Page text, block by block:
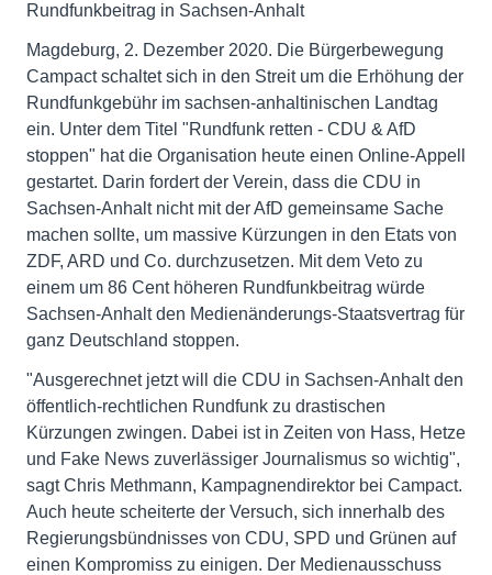
Rundfunkbeitrag in Sachsen-Anhalt
Magdeburg, 2. Dezember 2020. Die Bürgerbewegung
Campact schaltet sich in den Streit um die Erhöhung der
Rundfunkgebühr im sachsen-anhaltinischen Landtag
ein. Unter dem Titel "Rundfunk retten - CDU & AfD
stoppen" hat die Organisation heute einen Online-Appell
gestartet. Darin fordert der Verein, dass die CDU in
Sachsen-Anhalt nicht mit der AfD gemeinsame Sache
machen sollte, um massive Kürzungen in den Etats von
ZDF, ARD und Co. durchzusetzen. Mit dem Veto zu
einem um 86 Cent höheren Rundfunkbeitrag würde
Sachsen-Anhalt den Medienänderungs-Staatsvertrag für
ganz Deutschland stoppen.
"Ausgerechnet jetzt will die CDU in Sachsen-Anhalt den
öffentlich-rechtlichen Rundfunk zu drastischen
Kürzungen zwingen. Dabei ist in Zeiten von Hass, Hetze
und Fake News zuverlässiger Journalismus so wichtig",
sagt Chris Methmann, Kampagnendirektor bei Campact.
Auch heute scheiterte der Versuch, sich innerhalb des
Regierungsbündnisses von CDU, SPD und Grünen auf
einen Kompromiss zu einigen. Der Medienausschuss